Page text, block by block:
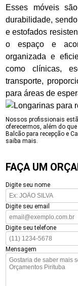
Esses móveis
durabilidade,
e estofados
o espaço e
organizada e
como clínicas,
transporte,
para áreas de
Nossos profissionais
oferecermos, além do
Balcão para recepção e
saiba mais.
FAÇA UM
Digite seu nome
Digite seu email
Digite seu telefone
Mensagem